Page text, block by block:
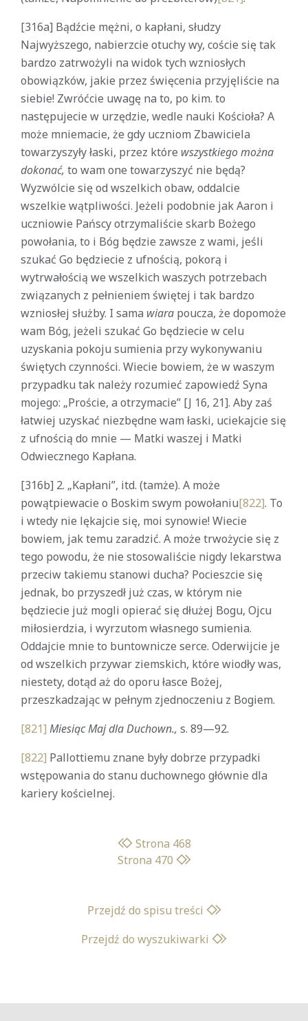
[316a] Bądźcie mężni, o kapłani, słudzy
Najwyższego, nabierzcie otuchy wy, coście się tak
bardzo zatrwożyli na widok tych wzniosłych
obowiązków, jakie przez święcenia przyjęliście na
siebie! Zwróćcie uwagę na to, po kim. to
następujecie w urzędzie, wedle nauki Kościoła? A
może mniemacie, że gdy uczniom Zbawiciela
towarzyszyły łaski, przez które wszystkiego można
dokonać, to wam one towarzyszyć nie będą?
Wyzwólcie się od wszelkich obaw, oddalcie
wszelkie wątpliwości. Jeżeli podobnie jak Aaron i
uczniowie Pańscy otrzymaliście skarb Bożego
powołania, to i Bóg będzie zawsze z wami, jeśli
szukać Go będziecie z ufnością, pokorą i
wytrwałością we wszelkich waszych potrzebach
związanych z pełnieniem świętej i tak bardzo
wzniosłej służby. I sama wiara poucza, że dopomoże
wam Bóg, jeżeli szukać Go będziecie w celu
uzyskania pokoju sumienia przy wykonywaniu
świętych czynności. Wiecie bowiem, że w waszym
przypadku tak należy rozumieć zapowiedź Syna
mojego: „Proście, a otrzymacie” [J 16, 21]. Aby zaś
łatwiej uzyskać niezbędne wam łaski, uciekajcie się
z ufnością do mnie — Matki waszej i Matki
Odwiecznego Kapłana.
[316b] 2. „Kapłani”, itd. (tamże). A może
powątpiewacie o Boskim swym powołaniu[822]. To
i wtedy nie lękajcie się, moi synowie! Wiecie
bowiem, jak temu zaradzić. A może trwożycie się z
tego powodu, że nie stosowaliście nigdy lekarstwa
przeciw takiemu stanowi ducha? Pocieszcie się
jednak, bo przyszedł już czas, w którym nie
będziecie już mogli opierać się dłużej Bogu, Ojcu
miłosierdzia, i wyrzutom własnego sumienia.
Oddajcie mnie to buntownicze serce. Oderwijcie je
od wszelkich przywar ziemskich, które wiodły was,
niestety, dotąd aż do oporu łasce Bożej,
przeszkadzając w pełnym zjednoczeniu z Bogiem.
[821] Miesiąc Maj dla Duchown., s. 89—92.
[822] Pallottiemu znane były dobrze przypadki
wstępowania do stanu duchownego głównie dla
kariery kościelnej.
Strona 468
Strona 470
Przejdź do spisu treści
Przejdź do wyszukiwarki